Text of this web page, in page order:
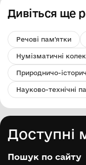
Дивіться ще
Речові пам'ятки
Нумізматичні
Природничо-
Науково-технічні
Доступні
Пошук по сайту